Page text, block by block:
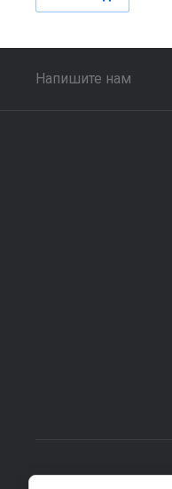
Напишите нам